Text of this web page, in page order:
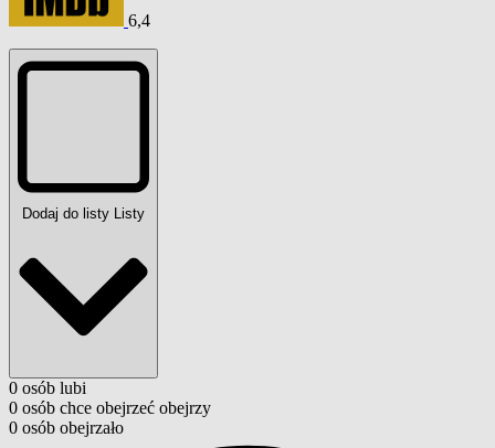
6,4
Dodaj do listy Listy
0 osób lubi
0 osób chce obejrzeć obejrzy
0 osób obejrzało